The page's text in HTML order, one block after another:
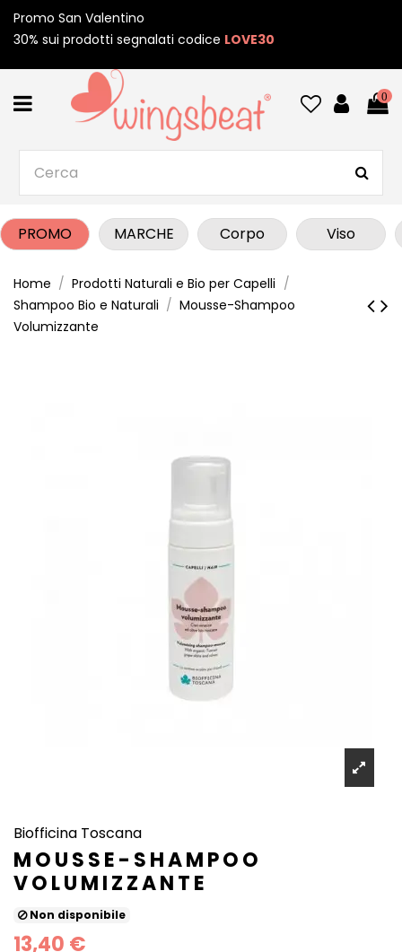
Promo San Valentino
30% sui prodotti segnalati codice LOVE30
0
PROMO MARCHE Corpo Viso
Home
Prodotti Naturali e Bio per Capelli
Shampoo Bio e Naturali
Mousse-Shampoo
Volumizzante
Biofficina Toscana
MOUSSE-SHAMPOO
VOLUMIZZANTE
Non disponibile
13,40 €